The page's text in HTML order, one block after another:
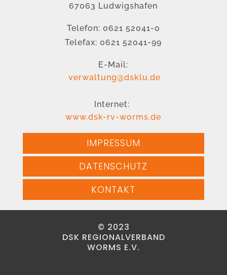
67063 Ludwigshafen
Telefon: 0621 52041-0
Telefax: 0621 52041-99
E-Mail:
verwaltung@dsklu.de
Internet:
www.dsk-rv-worms.de
IMPRESSUM
DATENSCHUTZ
KONTAKT
© 2023
DSK REGIONALVERBAND
WORMS E.V.